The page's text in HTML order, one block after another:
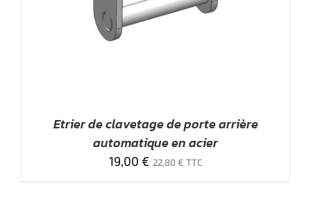
Etrier de clavetage de porte arrière
automatique en acier
19,00 € 22,80€ TTC